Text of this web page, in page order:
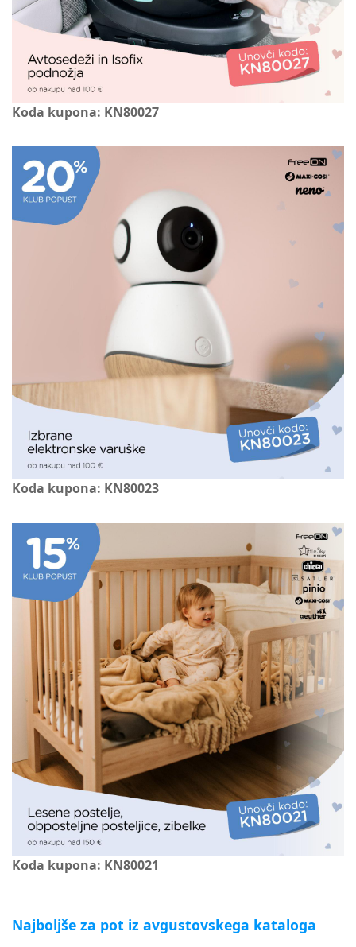
Koda kupona: KN80027
Koda kupona: KN80023
Koda kupona: KN80021
Najboljše za pot iz avgustovskega kataloga